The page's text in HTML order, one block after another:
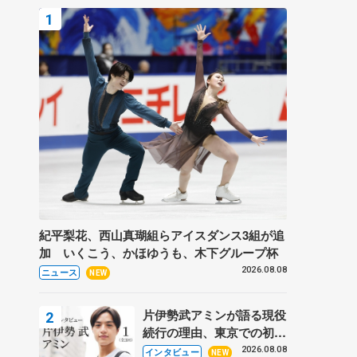
紀平梨花、西山真瑚組らアイスダンス3組が追
加 いくこう、かほゆうも、木下グループ杯
ニュース NEW 2026.08.08
片伊勢武アミンが語る現役
続行の理由、東京での初め
ての一人暮らし 注目スケ
インタビュー NEW 2026.08.08